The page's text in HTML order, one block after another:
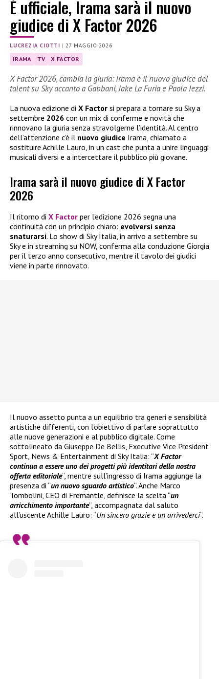
È ufficiale, Irama sarà il nuovo
giudice di X Factor 2026
LUCREZIA CIOTTI |27 MAGGIO 2026
IRAMA TV X FACTOR
X Factor 2026, cambia la giuria: Irama è il nuovo giudice del
talent su Sky accanto a Gabbani, Jake La Furia e Paola Iezzi.
La nuova edizione di X Factor si prepara a tornare su Sky a
settembre 2026 con un mix di conferme e novità che
rinnovano la giuria senza stravolgerne l’identità. Al centro
dell’attenzione c’è il nuovo giudice Irama, chiamato a
sostituire Achille Lauro, in un cast che punta a unire linguaggi
musicali diversi e a intercettare il pubblico più giovane.
Irama sarà il nuovo giudice di X Factor
2026
Il ritorno di X Factor per l’edizione 2026 segna una
continuità con un principio chiaro: evolversi senza
snaturarsi. Lo show di Sky Italia, in arrivo a settembre su
Sky e in streaming su NOW, conferma alla conduzione Giorgia
per il terzo anno consecutivo, mentre il tavolo dei giudici
viene in parte rinnovato.
Il nuovo assetto punta a un equilibrio tra generi e sensibilità
artistiche differenti, con l’obiettivo di parlare soprattutto
alle nuove generazioni e al pubblico digitale. Come
sottolineato da Giuseppe De Bellis, Executive Vice President
Sport, News & Entertainment di Sky Italia: “X Factor
continua a essere uno dei progetti più identitari della nostra
offerta editoriale“, mentre sull’ingresso di Irama aggiunge la
presenza di “un nuovo sguardo artistico“. Anche Marco
Tombolini, CEO di Fremantle, definisce la scelta “un
arricchimento importante“, accompagnata dal saluto
all’uscente Achille Lauro: “Un sincero grazie e un arrivederci“.